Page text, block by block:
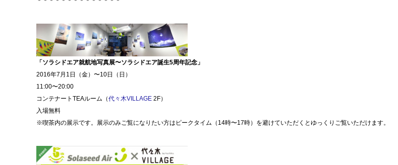
「ソラシドエア就航地写真展〜ソラシドエア誕生5周年記念」
2016年7月1日（金）〜10日（日）
11:00〜20:00
コンテナートTEAルーム（代々木VILLAGE 2F）
入場無料
※喫茶内の展示です。展示のみご覧になりたい方はピークタイム（ 14時〜17時）を避けていただくとゆっくりご覧いただけます。